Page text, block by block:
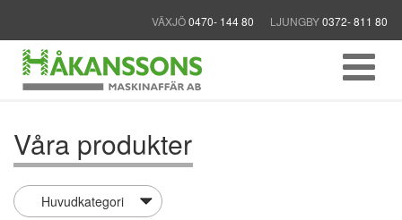
VÄXJÖ0470- 144 80 LJUNGBY0372- 811 80
Våra produkter